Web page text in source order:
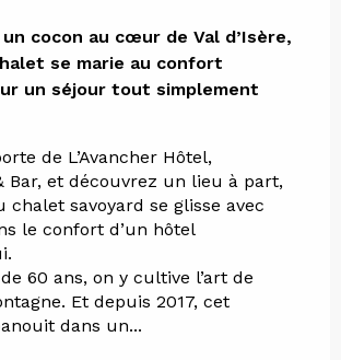
un cocon au cœur de Val d’Isère,
se marie au confort
un séjour tout simplement
de L’Avancher Hôtel,
Bar, et découvrez un lieu à part,
chalet savoyard se glisse avec
le confort d’un hôtel
60 ans, on y cultive l’art de
Et depuis 2017, cet
dans un...